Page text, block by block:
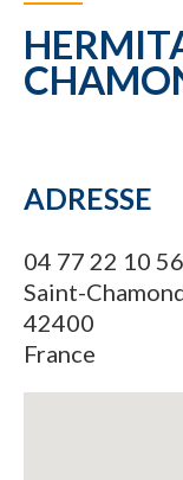
ADRESSE
04 77 22 10 56
Saint-
42400
France